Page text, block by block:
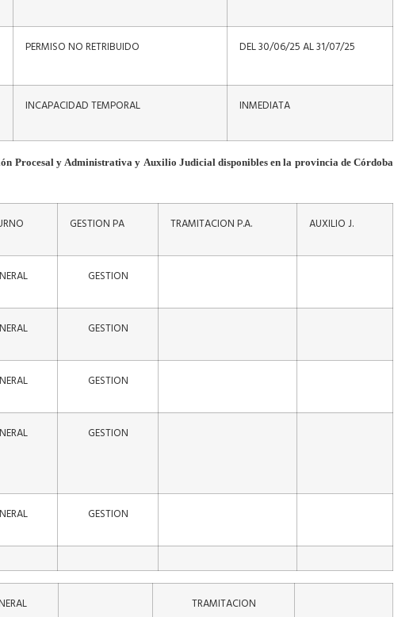
PERMISO NO RETRIBUIDO DEL 30/06/25 AL 31/07/25
INCAPACIDAD TEMPORAL INMEDIATA
Procesal y Administrativa y Auxilio Judicial disponiblesen la provincia de Córdoba
GESTION PA TRAMITACION P.A. AUXILIO J.
GESTION
GESTION
GESTION
GESTION
GESTION
TRAMITACION